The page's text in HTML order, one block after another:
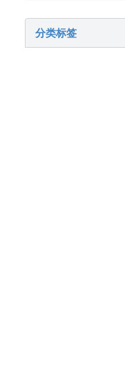
分类标签